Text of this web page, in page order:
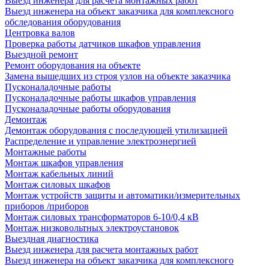
Выезд инженера на объект заказчика для комплексного
обследования оборудования
Центровка валов
Проверка работы датчиков шкафов управления
Выездной ремонт
Ремонт оборудования на объекте
Замена вышедших из строя узлов на объекте заказчика
Пусконаладочные работы
Пусконаладочные работы шкафов управления
Пусконаладочные работы оборудования
Демонтаж
Демонтаж оборудования с последующей утилизацией
Распределение и управление электроэнергией
Монтажные работы
Монтаж шкафов управления
Монтаж кабельных линий
Монтаж силовых шкафов
Монтаж устройств защиты и автоматики/измерительных
приборов /приборов
Монтаж силовых трансформаторов 6-10/0,4 кВ
Монтаж низковольтных электроустановок
Выездная диагностика
Выезд инженера для расчета монтажных работ
Выезд инженера на объект заказчика для комплексного